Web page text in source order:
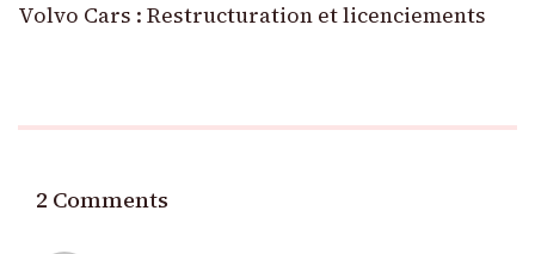
Volvo Cars : Restructuration et licenciements
2 Comments